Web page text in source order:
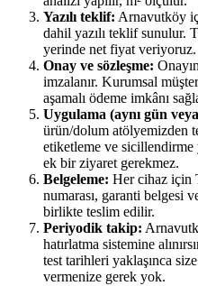
Yazılı teklif: Arnavutköy
dahil yazılı teklif sunulur.
yerinde net fiyat veriyoruz.
Onay ve sözleşme:
imzalanır. Kurumsal
aşamalı ödeme imkânı
Uygulama (aynı gün
ürün/dolum atölyemizden
etiketleme ve sicillendirme
ek bir ziyaret gerekmez.
Belgeleme: Her cihaz için
numarası, garanti
birlikte teslim edilir.
Periyodik takip:
hatırlatma sistemine
test tarihleri yaklaşınca
vermenize gerek yok.